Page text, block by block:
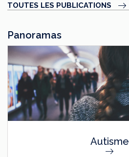
TOUTES LES PUBLICATIONS
Panoramas
Autisme